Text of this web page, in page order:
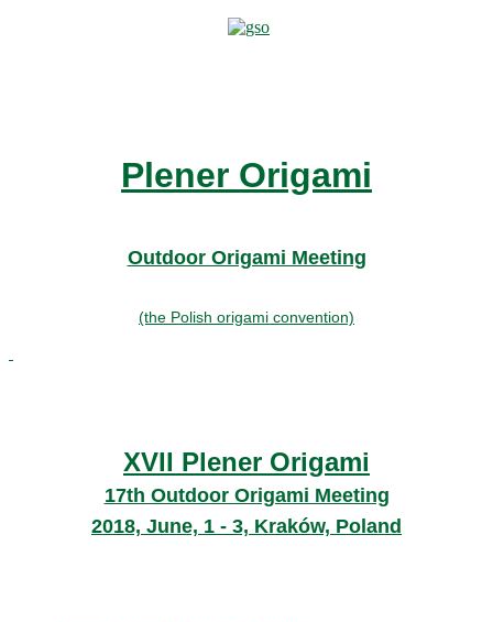
Plener Origami
Outdoor Origami Meeting
(the Polish origami convention)
XVII Plener Origami
17th Outdoor Origami Meeting
2018, June, 1 - 3, Kraków, Poland